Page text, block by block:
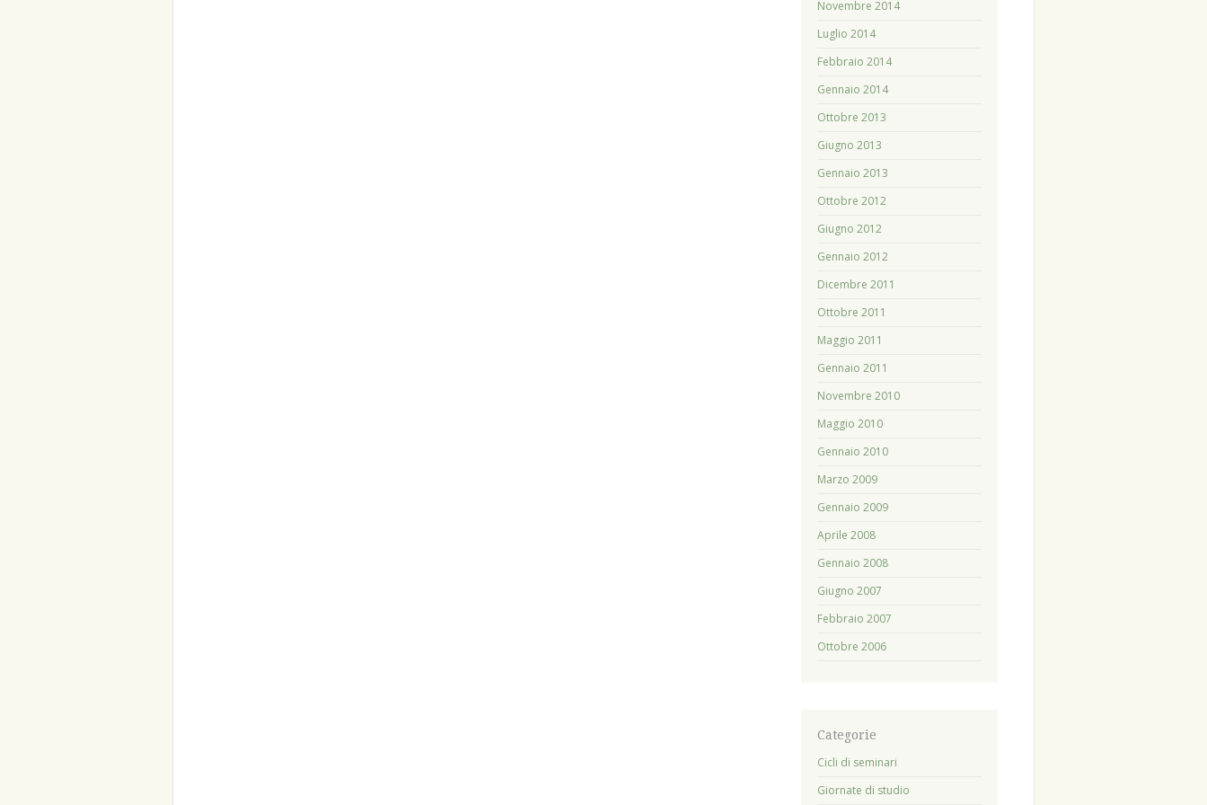
Novembre 2014
Luglio 2014
Febbraio 2014
Gennaio 2014
Ottobre 2013
Giugno 2013
Gennaio 2013
Ottobre 2012
Giugno 2012
Gennaio 2012
Dicembre 2011
Ottobre 2011
Maggio 2011
Gennaio 2011
Novembre 2010
Maggio 2010
Gennaio 2010
Marzo 2009
Gennaio 2009
Aprile 2008
Gennaio 2008
Giugno 2007
Febbraio 2007
Ottobre 2006
Categorie
Cicli di seminari
Giornate di studio